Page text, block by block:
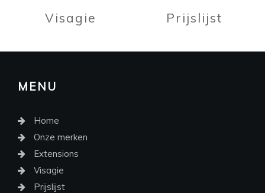
Visagie Prijslijst
MENU
Home
Onze merken
Extensions
Visagie
Prijslijst